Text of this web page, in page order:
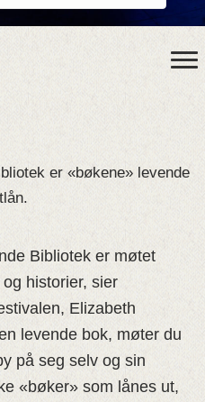
er «bøkene» levende
Bibliotek er møtet
historier, sier
Elizabeth
levende bok, møter du
på seg selv og sin
«bøker» som lånes ut,